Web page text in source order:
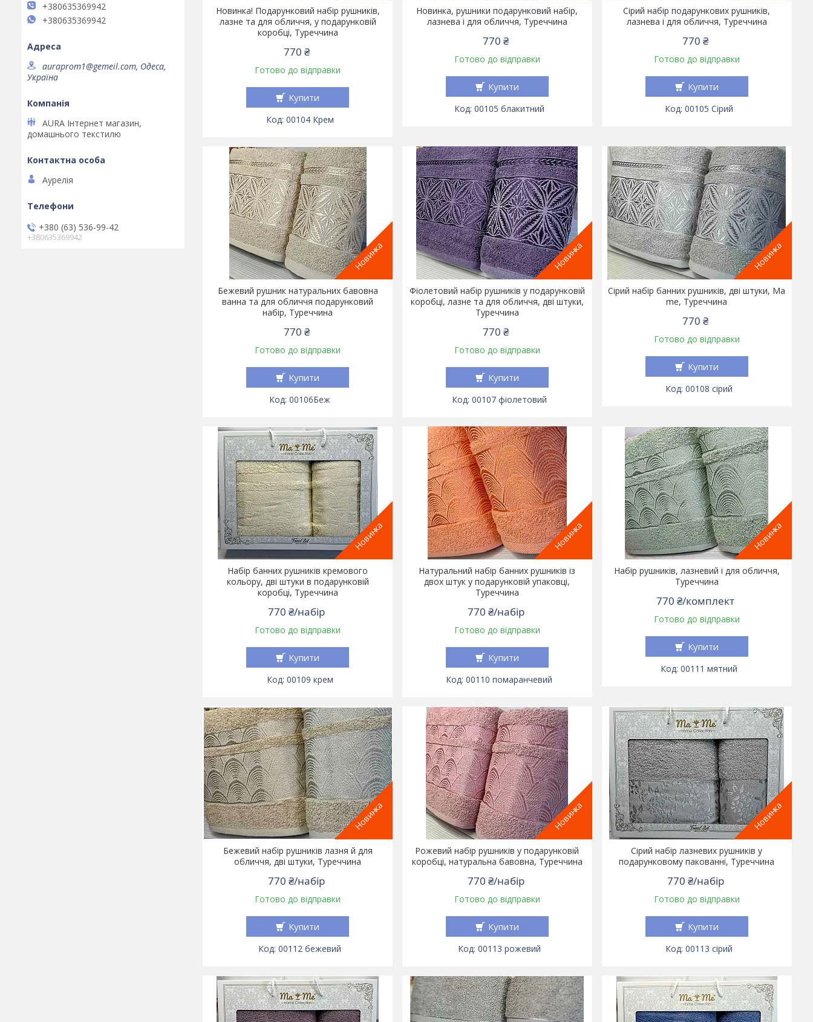
Новинка! Подарунковий набір рушників,
лазне та для обличчя, у подарунковій
коробці, Туреччина
770 ₴
Готово до відправки
Купити
00104 Крем
Новинка, рушники подарунковий набір,
лазнева і для обличчя, Туреччина
770 ₴
Готово до відправки
Купити
00105 блакитний
Сірий набір подарункових рушників,
лазнева і для обличчя, Туреччина
770 ₴
Готово до відправки
Купити
00105 Сірий
Новинка
Бежевий рушник натуральних бавовна
ванна та для обличчя подарунковий
набір, Туреччина
770 ₴
Готово до відправки
Купити
00106Беж
Новинка
Фіолетовий набір рушників у подарунковій
коробці, лазне та для обличчя, дві штуки,
Туреччина
770 ₴
Готово до відправки
Купити
00107 фіолетовий
Новинка
Сірий набір банних рушників, дві штуки, Ma
me, Туреччина
770 ₴
Готово до відправки
Купити
00108 сірий
Новинка
Набір банних рушників кремового
кольору, дві штуки в подарунковій
коробці, Туреччина
770 ₴/набір
Готово до відправки
Купити
00109 крем
Новинка
Натуральний набір банних рушників із
двох штук у подарунковій упаковці,
Туреччина
770 ₴/набір
Готово до відправки
Купити
00110 помаранчевий
Новинка
Набір рушників, лазневий і для обличчя,
Туреччина
770 ₴/комплект
Готово до відправки
Купити
00111 мятний
Новинка
Бежевий набір рушників лазня й для
обличчя, дві штуки, Туреччина
770 ₴/набір
Готово до відправки
Купити
00112 бежевий
Новинка
Рожевий набір рушників у подарунковій
коробці, натуральна бавовна, Туреччина
770 ₴/набір
Готово до відправки
Купити
00113 рожевий
Новинка
Сірий набір лазневих рушників у
подарунковому пакованні, Туреччина
770 ₴/набір
Готово до відправки
Купити
00113 сірий
+380635369942
+380635369942
auraprom1@gemeil.com, Одеса,
Україна
AURA Інтернет магазин,
домашнього текстилю
Аурелія
+380 (63) 536-99-42
+380635369942